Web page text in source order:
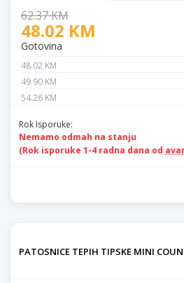
62.37 KM
48.02 KM
Gotovina
48.02 KM
49.90 KM
54.26 KM
Rok Isporuke:
Nemamo odmah na stanju
(Rok isporuke 1-4 radna dana od
PATOSNICE TEPIH TIPSKE MINI